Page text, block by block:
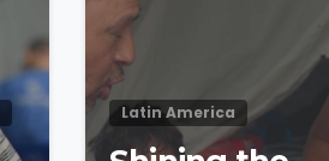
Latin America